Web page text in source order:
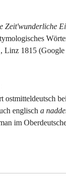
Zeit'wunderliche
Linz 1815
englisch a
im